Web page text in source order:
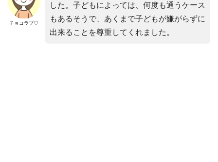
チョコラブ♡
した。子どもによっては、何度も通うケース
もあるそうで、あくまで子どもが嫌がらずに
出来ることを尊重してくれました。